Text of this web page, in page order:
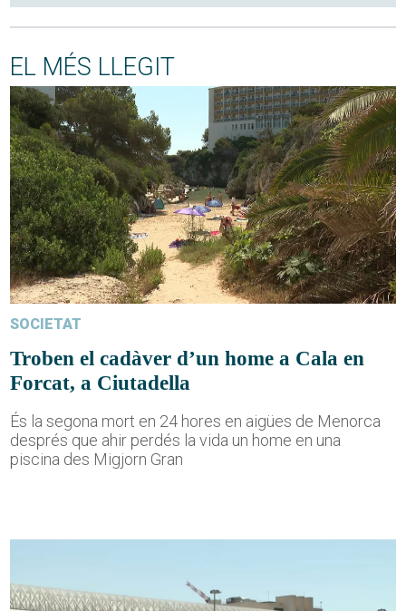
EL MÉS LLEGIT
SOCIETAT
Troben el cadàver d’un home a Cala en
Forcat, a Ciutadella
És la segona mort en 24 hores en aigües de Menorca
després que ahir perdés la vida un home en una
piscina des Migjorn Gran